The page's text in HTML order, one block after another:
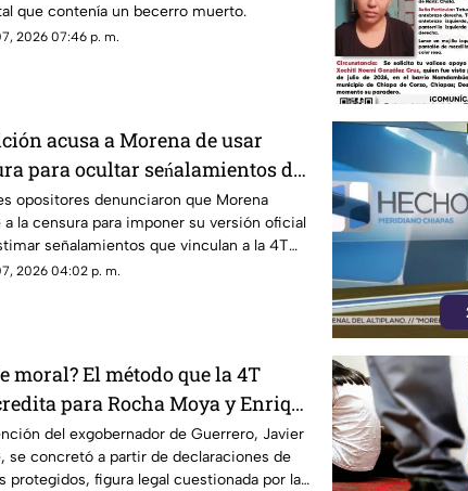
que contenía un becerro muerto.
2026 07:46 p. m.
acusa a Morena de usar
para ocultar seńalamientos de
opositores denunciaron que Morena
a la censura para imponer su versión oficial
señalamientos que vinculan a la 4T
2026 04:02 p. m.
moral? El método que la 4T
para Rocha Moya y Enrique
fue el que metió a la cárcel a
Aguirre
del exgobernador de Guerrero, Javier
se concretó a partir de declaraciones de
protegidos, figura legal cuestionada por la